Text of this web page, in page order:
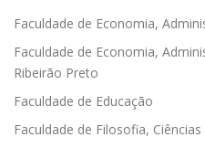
Faculdade de Economia,
Faculdade de Economia,
Ribeirão Preto
Faculdade de Educação
Faculdade de Filosofia,